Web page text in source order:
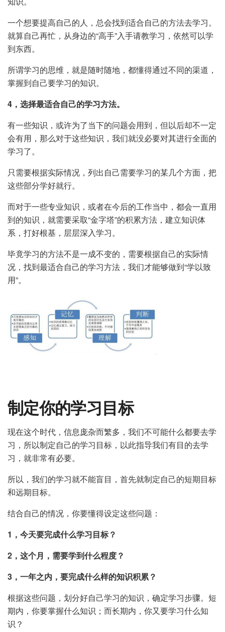
一个想要提高自己的人，总会找到适合自己的方法去学习。
就算自己再忙，从身边的“高手”入手请教学习，依然可以学
到东西。
所谓学习的思维，就是随时随地，都懂得通过不同的渠道，
掌握到自己要学习的知识。
4，选择最适合自己的学习方法。
有一些知识，或许为了当下的问题会用到，但以后却不一定
会有用，那么对于这些知识，我们就没必要对其进行全面的
学习了。
只需要根据实际情况，列出自己需要学习的某几个方面，把
这些部分学好就行。
而对于一些专业知识，或者在今后的工作当中，都会一直用
到的知识，就需要采取“金字塔”的积累方法，建立知识体
系，打好根基，层层深入学习。
毕竟学习的方法不是一成不变的，需要根据自己的实际情
况，找到最适合自己的学习方法，我们才能够做到“学以致
用”。
制定你的学习目标
现在这个时代，信息庞杂而繁多，我们不可能什么都要去学
习，所以制定自己的学习目标，以此指导我们有目的去学
习，就非常有必要。
所以，我们的学习就不能盲目，首先就制定自己的短期目标
和远期目标。
结合自己的情况，你要懂得设定这些问题：
1，今天要完成什么学习目标？
2，这个月，需要学到什么程度？
3，一年之内，要完成什么样的知识积累？
根据这些问题，划分好自己学习的知识，确定学习步骤。短
期内，你要掌握什么知识；而长期内，你又要学习什么知
识？